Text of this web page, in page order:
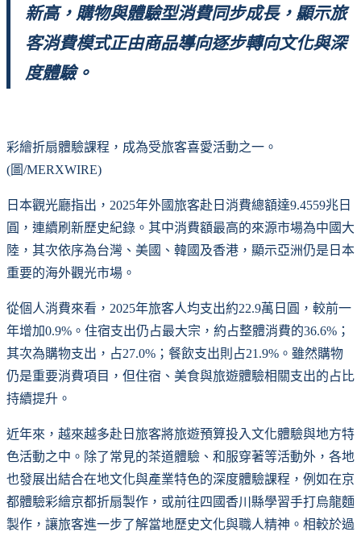
新高，購物與體驗型消費同步成長，顯示旅
客消費模式正由商品導向逐步轉向文化與深
度體驗。
彩繪折扇體驗課程，成為受旅客喜愛活動之一。
(圖/MERXWIRE)
日本觀光廳指出，2025年外國旅客赴日消費總額達9.4559兆日
圓，連續刷新歷史紀錄。其中消費額最高的來源市場為中國大
陸，其次依序為台灣、美國、韓國及香港，顯示亞洲仍是日本
重要的海外觀光市場。
從個人消費來看，2025年旅客人均支出約22.9萬日圓，較前一
年增加0.9%。住宿支出仍占最大宗，約占整體消費的36.6%；
其次為購物支出，占27.0%；餐飲支出則占21.9%。雖然購物
仍是重要消費項目，但住宿、美食與旅遊體驗相關支出的占比
持續提升。
近年來，越來越多赴日旅客將旅遊預算投入文化體驗與地方特
色活動之中。除了常見的茶道體驗、和服穿著等活動外，各地
也發展出結合在地文化與產業特色的深度體驗課程，例如在京
都體驗彩繪京都折扇製作，或前往四國香川縣學習手打烏龍麵
製作，讓旅客進一步了解當地歷史文化與職人精神。相較於過